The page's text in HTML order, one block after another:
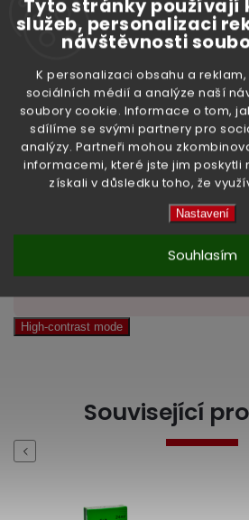
Tyto stránky používají
služeb, personalizaci
návštěvnosti
K personalizaci obsahu a
sociálních médií a analýze naší
soubory cookie. Informace o tom,
sdílíme se svými partnery pro
analýzy. Partneři mohou
informacemi, které jste jim poskytli
získali v důsledku toho, že
Nastavení
Souhlasím
Objem:650 ml
Země původu:Singapur
Doplňkové
High-contrast mode
Související
Previous